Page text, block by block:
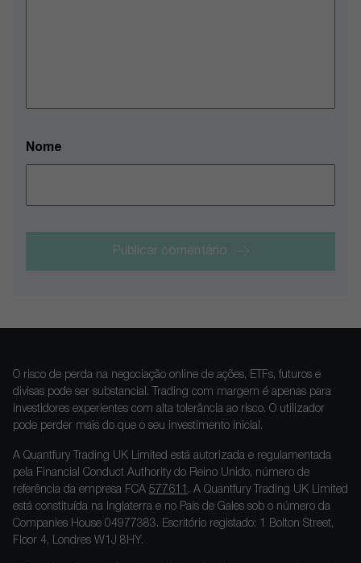
Nome
Publicar comentário
O risco de perda na negociação online de ações, ETFs, futuros e
divisas pode ser substancial. Trading com margem é apenas para
investidores experientes com alta tolerância ao risco. O utilizador
pode perder mais do que o seu investimento inicial.
A Quantfury Trading UK Limited está autorizada e regulamentada
pela Financial Conduct Authority do Reino Unido, número de
referência da empresa FCA 577611 . A Quantfury Trading UK Limited
está constituída na Inglaterra e no País de Gales sob o número da
Companies House 04977383. Escritório registado: 1 Bolton Street,
Floor 4, Londres W1J 8HY.